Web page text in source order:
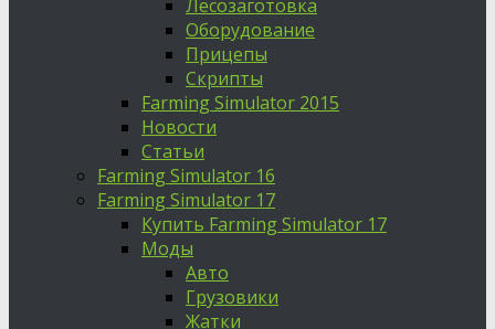
Лесозаготовка
Оборудование
Прицепы
Скрипты
Farming Simulator 2015
Новости
Статьи
Farming Simulator 16
Farming Simulator 17
Купить Farming Simulator 17
Моды
Авто
Грузовики
Жатки